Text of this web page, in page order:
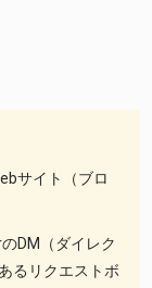
サイト（ブロ
DM（ダイレク
るリクエストボ